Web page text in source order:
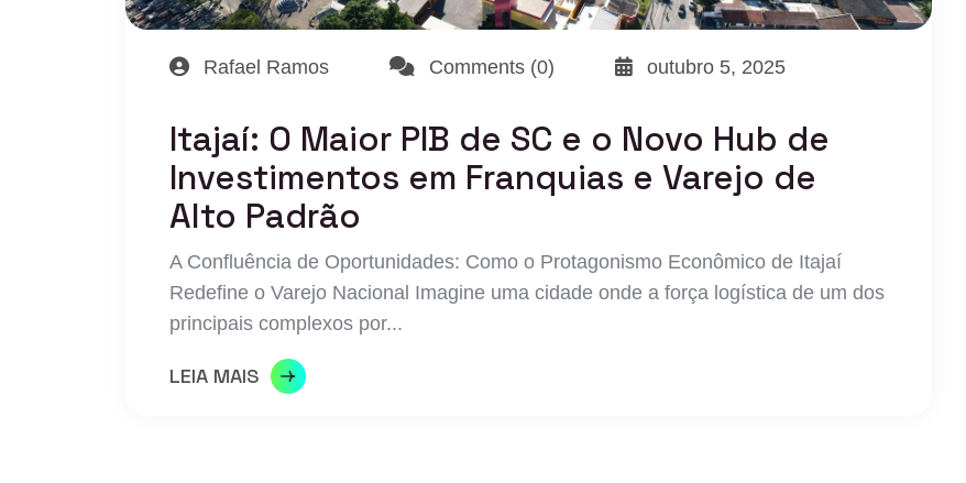
Rafael Ramos Comments (0) outubro 5, 2025
Itajaí: O Maior PIB de SC e o Novo Hub de
Investimentos em Franquias e Varejo de
Alto Padrão
A Confluência de Oportunidades: Como o Protagonismo Econômico de Itajaí
Redefine o Varejo Nacional Imagine uma cidade onde a força logística de um dos
principais complexos por...
LEIA MAIS